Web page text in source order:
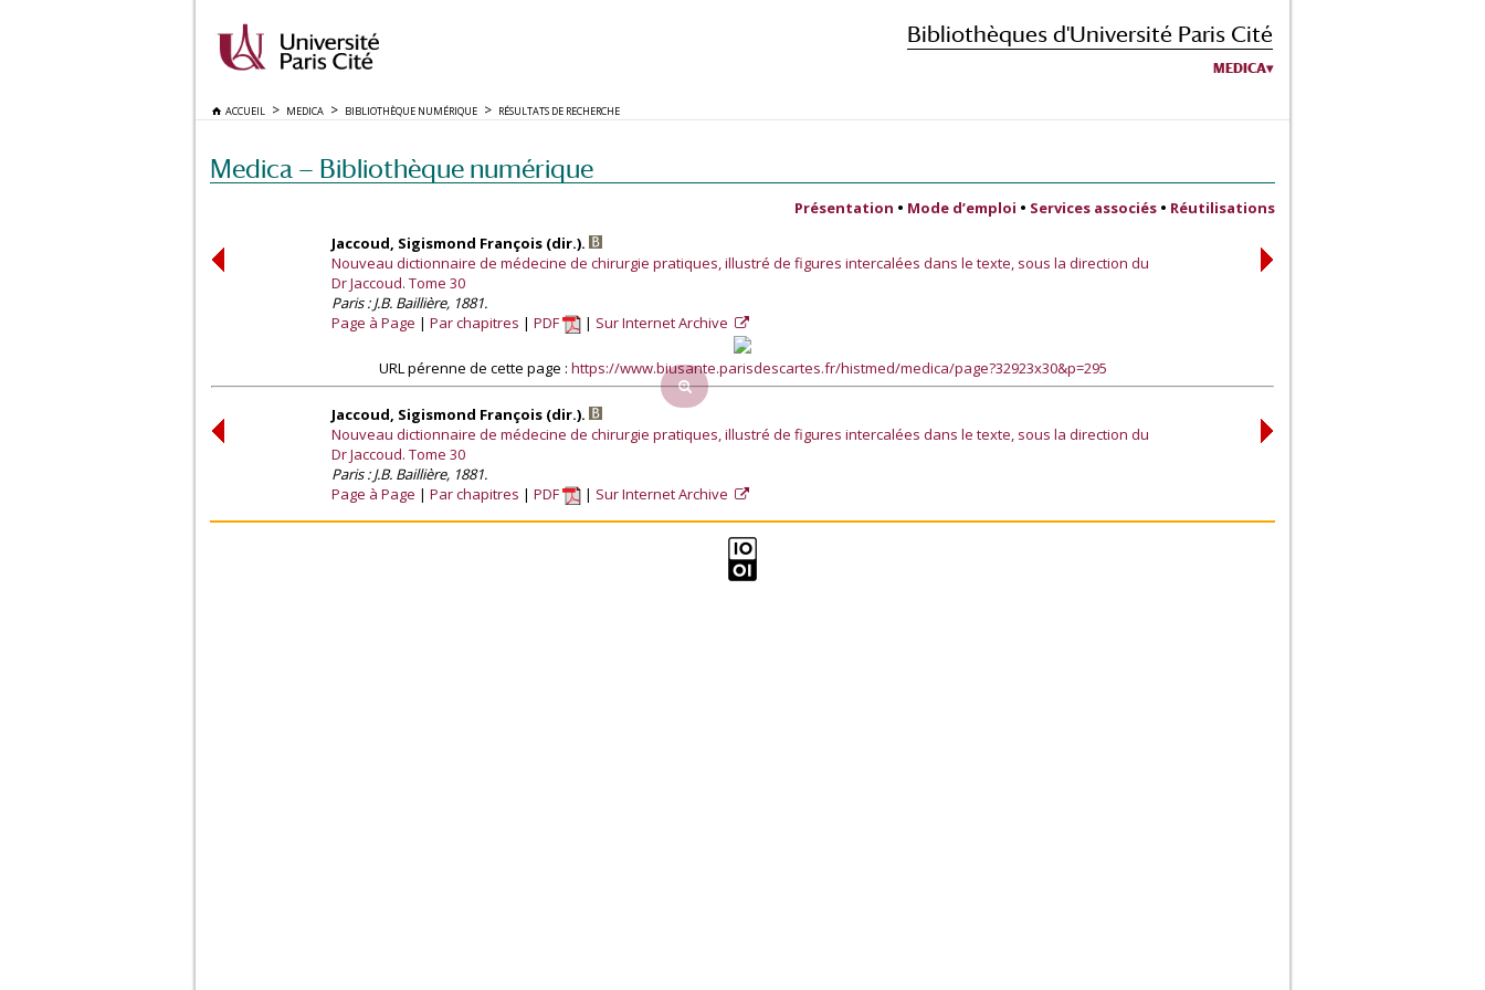
Bibliothèques d'Université Paris Cité
MEDICA
ACCUEIL MEDICA BIBLIOTHÈQUE NUMÉRIQUE RÉSULTATS DE RECHERCHE
Medica — Bibliothèque numérique
Présentation • Mode d’emploi • Services associés • Réutilisations
Jaccoud, Sigismond François (dir.).
Nouveau dictionnaire de médecine de chirurgie pratiques, illustré de figures intercalées dans le texte, sous la direction du
Dr Jaccoud. Tome 30
Paris : J.B. Baillière, 1881.
Page à Page
Par chapitres PDF Sur Internet Archive
URL pérenne de cette page : https://www.biusante.parisdescartes.fr/histmed/medica/page?32923x30&p=295
Jaccoud, Sigismond François (dir.).
Nouveau dictionnaire de médecine de chirurgie pratiques, illustré de figures intercalées dans le texte, sous la direction du
Dr Jaccoud. Tome 30
Paris : J.B. Baillière, 1881.
Page à Page
Par chapitres PDF Sur Internet Archive